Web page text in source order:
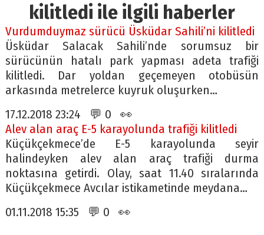
kilitledi ile ilgili haberler
Vurdumduymaz sürücü Üsküdar Sahili’ni kilitledi
Üsküdar Salacak Sahili’nde sorumsuz bir
sürücünün hatalı park yapması adeta trafiği
kilitledi. Dar yoldan geçemeyen otobüsün
arkasında metrelerce kuyruk oluşurken…
17.12.2018 23:24 💬 0 👀
Alev alan araç E-5 karayolunda trafiği kilitledi
Küçükçekmece’de E-5 karayolunda seyir
halindeyken alev alan araç trafiği durma
noktasına getirdi. Olay, saat 11.40 sıralarında
Küçükçekmece Avcılar istikametinde meydana…
01.11.2018 15:35 💬 0 👀